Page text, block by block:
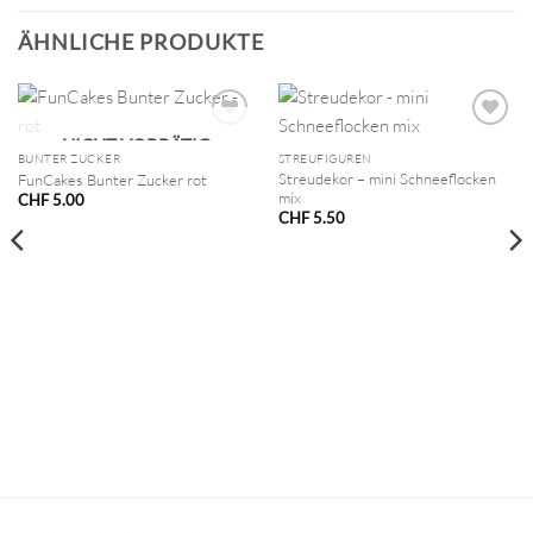
ÄHNLICHE PRODUKTE
NICHT VORRÄTIG
BUNTER ZUCKER
FunCakes Bunter Zucker rot
CHF5.00
STREUFIGUREN
Streudekor – mini Schneeflocken
mix
CHF5.50